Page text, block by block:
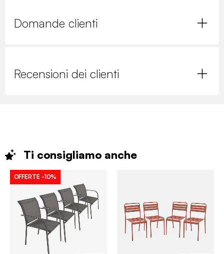
Domande clienti
Recensioni dei clienti
Ti consigliamo anche
OFFERTE -10%